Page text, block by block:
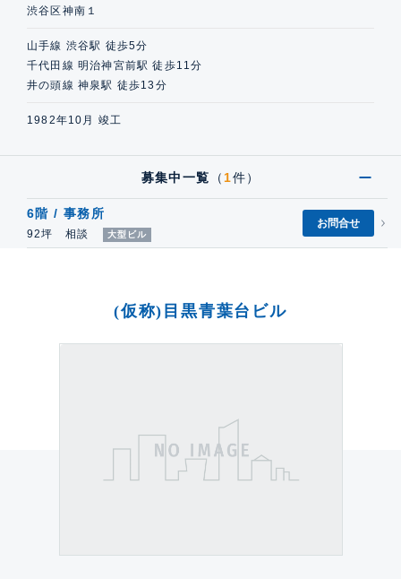
渋谷区神南１
山手線 渋谷駅 徒歩5分
千代田線 明治神宮前駅 徒歩11分
井の頭線 神泉駅 徒歩13分
1982年10月 竣工
募集中一覧 （ 1件）
6階 / 事務所
92坪 相談 大型ビル
お問合せ
(仮称)目黒青葉台ビル